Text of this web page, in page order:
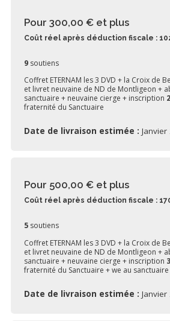
Pour 300,00 € et plus
Coût réel après déduction fiscale :
9 soutiens
Coffret ETERNAM les 3 DVD + la Croix de
et livret neuvaine de ND de Montligeon +
sanctuaire + neuvaine cierge + inscription
fraternité du Sanctuaire
Date de livraison estimée :
Pour 500,00 € et plus
Coût réel après déduction fiscale :
5 soutiens
Coffret ETERNAM les 3 DVD + la Croix de
et livret neuvaine de ND de Montligeon +
sanctuaire + neuvaine cierge + inscription
fraternité du Sanctuaire + we au sanctuaire
Date de livraison estimée : Janvier